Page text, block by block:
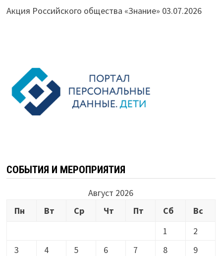
Акция Российского общества «Знание» 03.07.2026
СОБЫТИЯ И МЕРОПРИЯТИЯ
Август 2026
Пн
Вт Ср Чт Пт Сб
Вс
1
2
3
4 5 6 7 8
9